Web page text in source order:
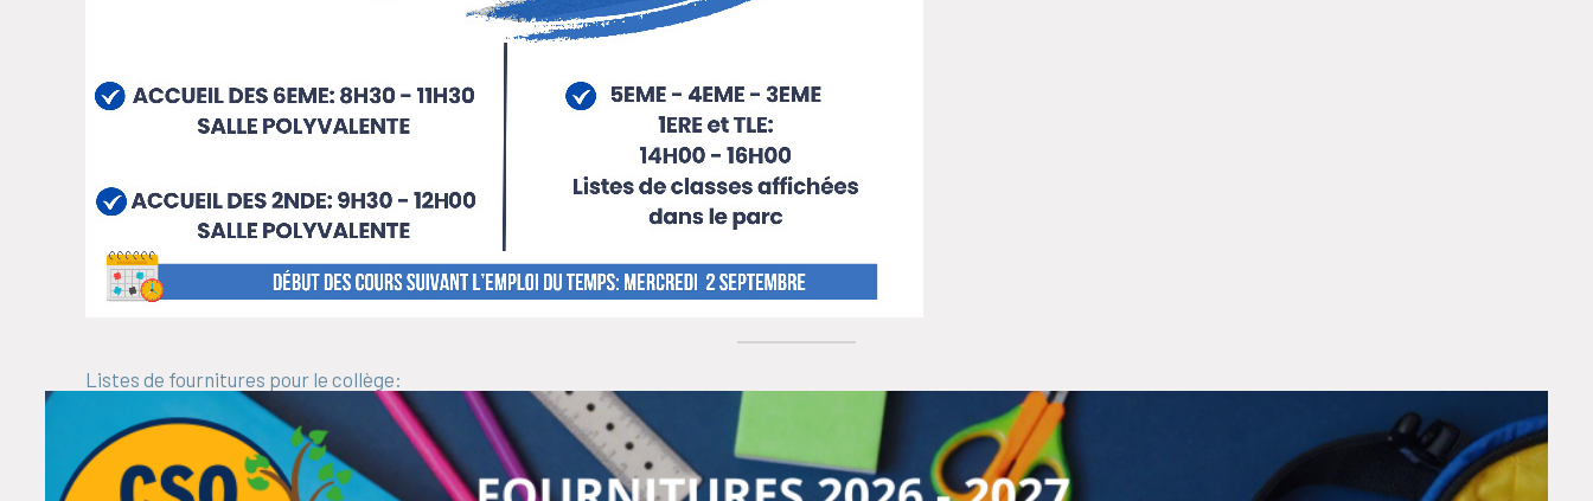
Listes de fournitures pour le collège: